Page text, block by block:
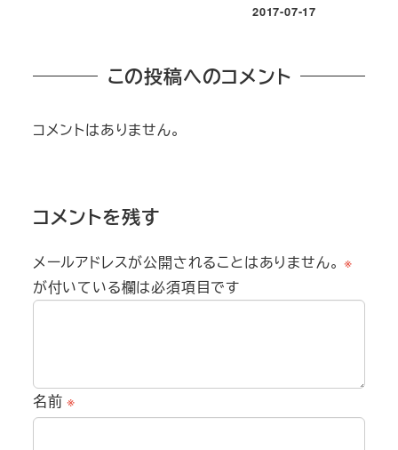
投稿日
2017-07-17
この投稿へのコメント
コメントはありません。
コメントを残す
メールアドレスが公開されることはありません。 ※
が付いている欄は必須項目です
名前※